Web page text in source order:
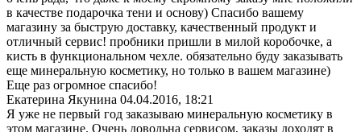
в качестве подарочка тени и основу) Спасибо вашему
магазину за быструю доставку, качественный продукт и
отличный сервис! пробники пришли в милой коробочке, а
кисть в функциональном чехле. обязательно буду заказывать
еще минеральную косметику, но только в вашем магазине)
Еще раз огромное спасибо!
Екатерина Якунина 04.04.2016, 18:21
Я уже не первый год заказываю минеральную косметику в
этом магазине. Очень довольна сервисом, заказы доходят в